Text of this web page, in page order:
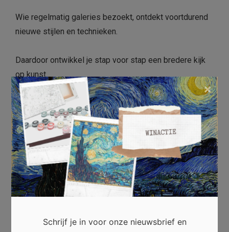
Wie regelmatig galeries bezoekt, ontdekt voortdurend
nieuwe stijlen en technieken.
Daardoor ontwikkel je stap voor stap een bredere kijk
op kunst.
Bovendien leer je verschillende kunstenaars kennen en
krijg je meer waardering voor hun vakmanschap.
Die nieuwsgierigheid maakt ieder galeriebezoek
opnieuw de moeite waard.
Conclusie
Lokale kunstgaleries vormen een waardevolle
Schrijf je in voor onze nieuwsbrief en
×